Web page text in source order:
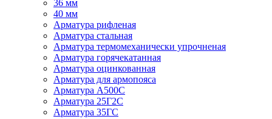
36 мм
40 мм
Арматура рифленая
Арматура стальная
Арматура термомеханически упрочненая
Арматура горячекатанная
Арматура оцинкованная
Арматура для армопояса
Арматура A500С
Арматура 25Г2С
Арматура 35ГС